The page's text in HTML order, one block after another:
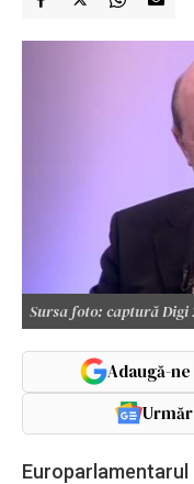
Sursa foto: captură Digi
Adaugă-
Europarlamentarul